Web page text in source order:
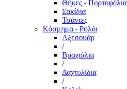
Θήκες - Πορτοφόλια
Σακίδια
Τσάντες
Κόσμημα - Ρολόι
Αξεσουάρ
/
Βραχιόλια
/
Δαχτυλίδια
/